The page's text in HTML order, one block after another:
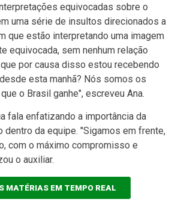
equivocadas sobre o
uma série de insultos direcionados a
que estão interpretando uma imagem
equivocada, sem nenhum relação
por causa disso estou recebendo
esta manhã? Nós somos os
o Brasil ganhe", escreveu Ana.
fala enfatizando a importância da
dentro da equipe. "Sigamos em frente,
com o máximo compromisso e
o auxiliar.
MATÉRIAS EM TEMPO REAL